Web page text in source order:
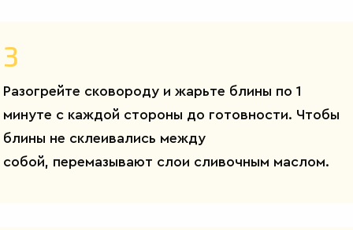
3
Разогрейте сковороду и жарьте блины по 1
минуте с каждой стороны до готовности. Чтобы
блины не склеивались между
собой, перемазывают слои сливочным маслом.